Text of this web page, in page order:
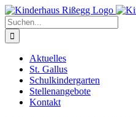
Zum
Inhalt
springen
Suche
nach:
Aktuelles
St. Gallus
Schulkindergarten
Stellenangebote
Kontakt